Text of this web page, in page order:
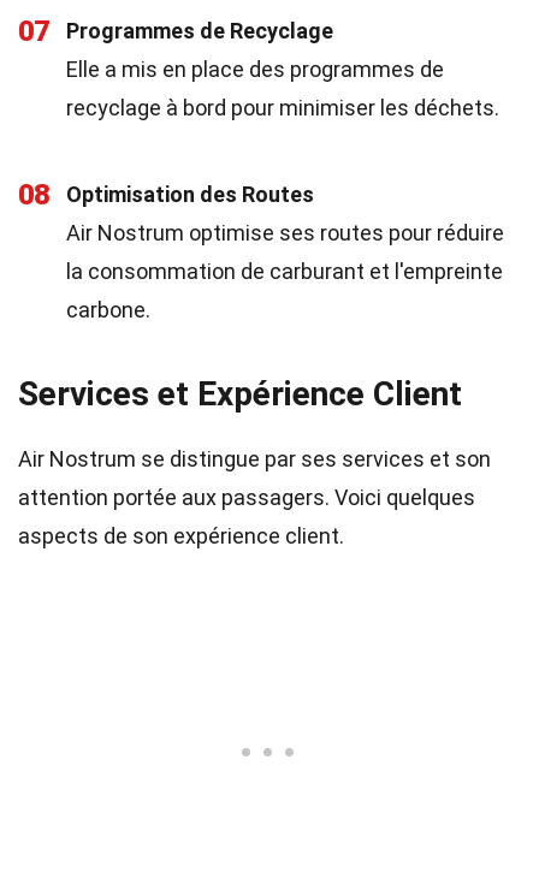
07
Programmes de Recyclage
Elle a mis en place des programmes de
recyclage à bord pour minimiser les déchets.
08
Optimisation des Routes
Air Nostrum optimise ses routes pour réduire
la consommation de carburant et l'empreinte
carbone.
Services et Expérience Client
Air Nostrum se distingue par ses services et son
attention portée aux passagers. Voici quelques
aspects de son expérience client.